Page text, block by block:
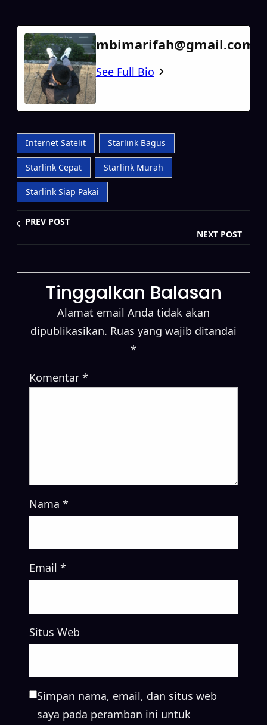
mbimarifah@gmail.com
See Full Bio
Internet Satelit Starlink Bagus
Starlink Cepat Starlink Murah
Starlink Siap Pakai
PREV POST
NEXT POST
Tinggalkan Balasan
Alamat email Anda tidak akan
dipublikasikan. Ruas yang wajib ditandai
*
Komentar *
Nama *
Email *
Situs Web
Simpan nama, email, dan situs web
saya pada peramban ini untuk